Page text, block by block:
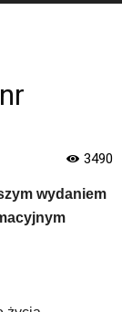
3490
wydaniem